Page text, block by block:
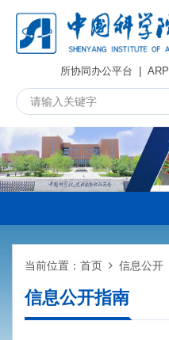
所协同办公平台 | ARP
当前位置： 首页 信息公开
信息公开指南